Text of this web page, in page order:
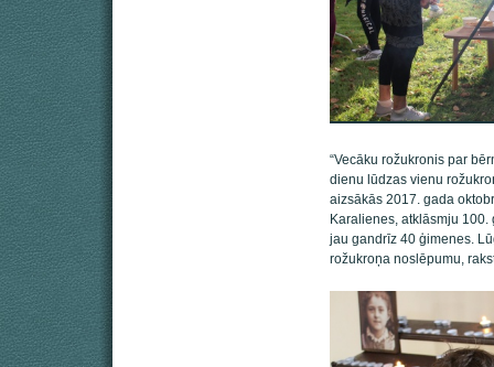
“Vecāku rožukronis par
dienu lūdzas vienu
aizsākās 2017. gada
Karalienes, atklāsmju
jau gandrīz 40 ģimenes.
rožukroņa noslēpumu,